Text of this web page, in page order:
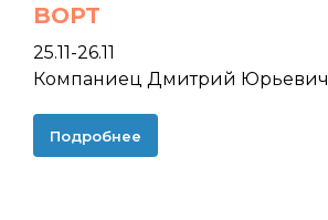
BOPT
25.11-26.11
Компаниец Дмитрий Юрьевич
Подробнее